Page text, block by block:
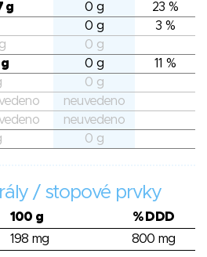
g 0 g
23 %
0 g
3 %
0 g
0 g
11 %
0 g
neuvedeno
neuvedeno
0 g
/ stopové prvky
100 g
% DDD
198 mg 800 mg